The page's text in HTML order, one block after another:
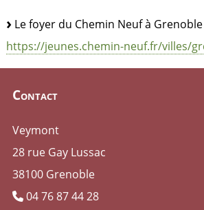
Le foyer du Chemin Neuf à Grenoble
https://jeunes.chemin-neuf.fr/villes/
Contact
Veymont
28 rue Gay Lussac
38100 Grenoble
04 76 87 44 28